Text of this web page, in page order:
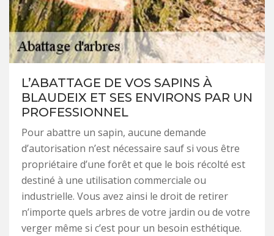
L’ABATTAGE DE VOS SAPINS À
BLAUDEIX ET SES ENVIRONS PAR UN
PROFESSIONNEL
Pour abattre un sapin, aucune demande
d’autorisation n’est nécessaire sauf si vous être
propriétaire d’une forêt et que le bois récolté est
destiné à une utilisation commerciale ou
industrielle. Vous avez ainsi le droit de retirer
n’importe quels arbres de votre jardin ou de votre
verger même si c’est pour un besoin esthétique.